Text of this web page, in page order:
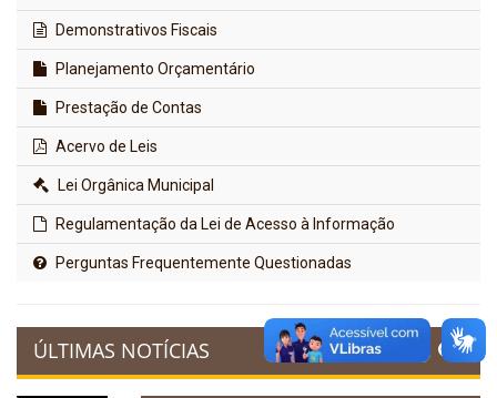
Demonstrativos Fiscais
Planejamento Orçamentário
Prestação de Contas
Acervo de Leis
Lei Orgânica Municipal
Regulamentação da Lei de Acesso à Informação
Perguntas Frequentemente Questionadas
ÚLTIMAS NOTÍCIAS